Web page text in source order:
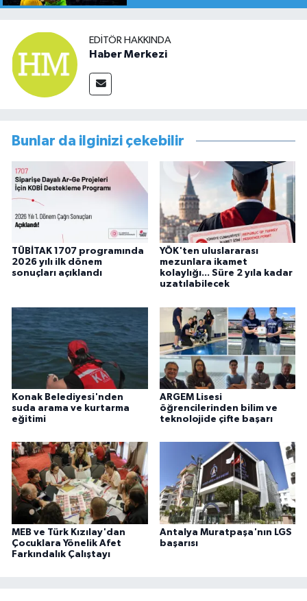
EDITÖR HAKKINDA
Haber Merkezi
Bunlar da ilginizi çekebilir
TÜBİTAK 1707 programında
2026 yılı ilk dönem
sonuçları açıklandı
YÖK'ten uluslararası
mezunlara ikamet
kolaylığı... Süre 2 yıla kadar
uzatılabilecek
Konak Belediyesi'nden
suda arama ve kurtarma
eğitimi
ARGEM Lisesi
öğrencilerinden bilim ve
teknolojide çifte başarı
MEB ve Türk Kızılay'dan
Çocuklara Yönelik Afet
Farkındalık Çalıştayı
Antalya Muratpaşa'nın LGS
başarısı